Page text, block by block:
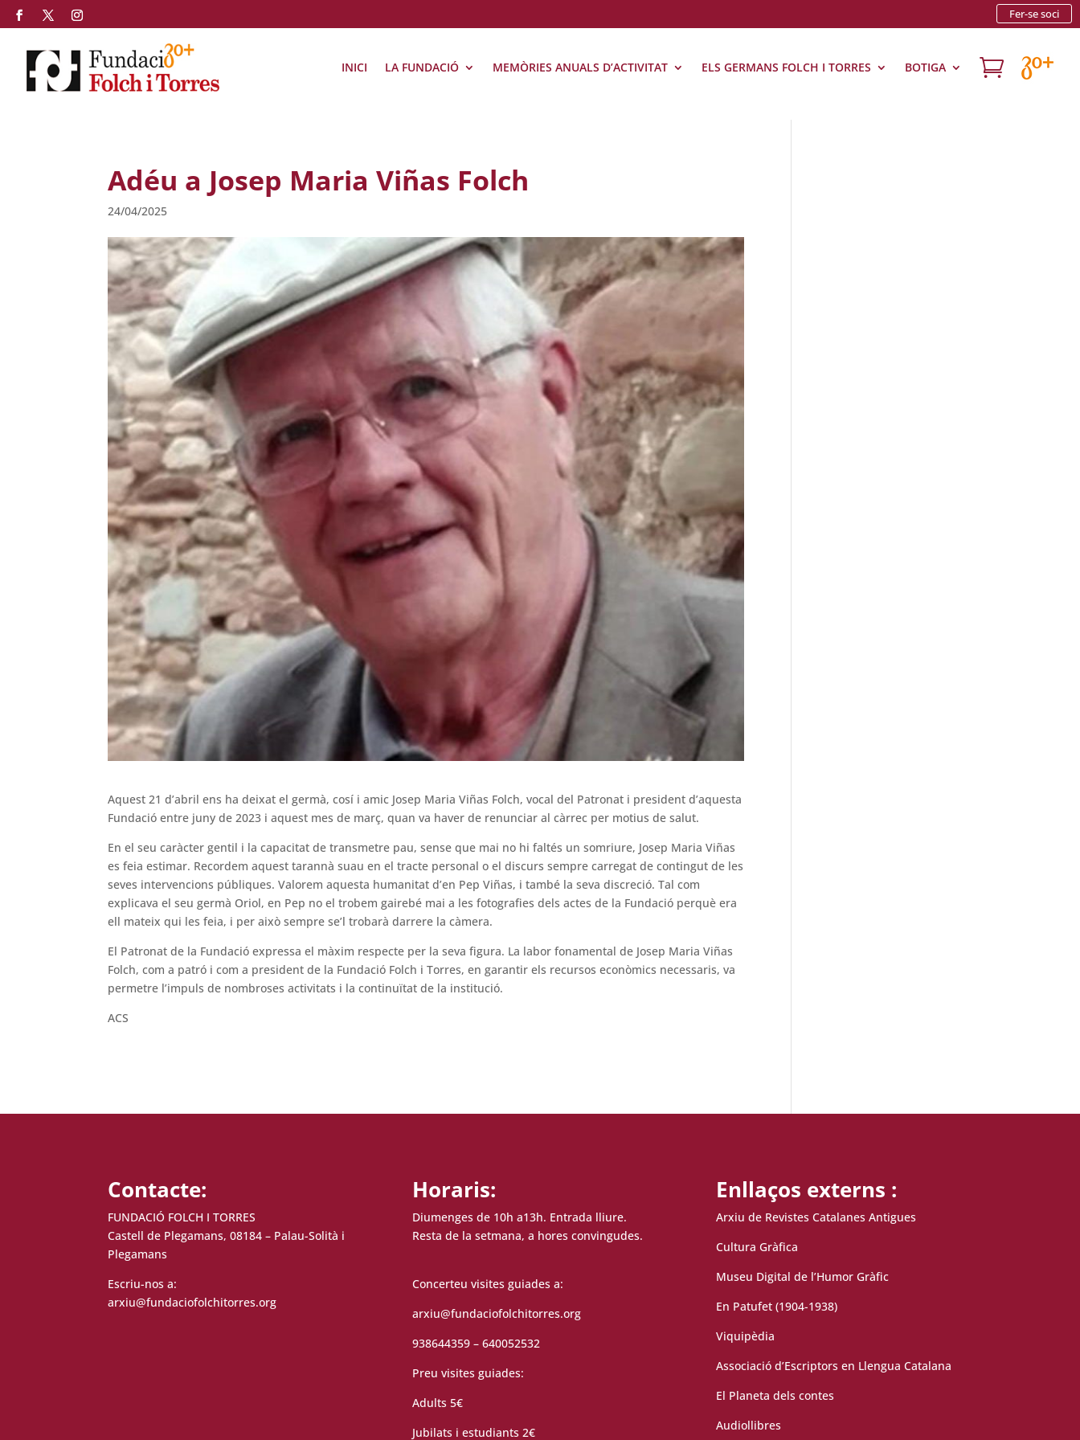
Fer-se soci
INICI LA FUNDACIÓ MEMÒRIES ANUALS D’ACTIVITAT ELS GERMANS FOLCH I TORRES BOTIGA 
Adéu a Josep Maria Viñas Folch
24/04/2025
Aquest 21 d’abril ens ha deixat el germà, cosí i amic Josep Maria Viñas Folch, vocal del Patronat i president d’aquesta
Fundació entre juny de 2023 i aquest mes de març, quan va haver de renunciar al càrrec per motius de salut.
En el seu caràcter gentil i la capacitat de transmetre pau, sense que mai no hi faltés un somriure, Josep Maria Viñas
es feia estimar. Recordem aquest tarannà suau en el tracte personal o el discurs sempre carregat de contingut de les
seves intervencions públiques. Valorem aquesta humanitat d’en Pep Viñas, i també la seva discreció. Tal com
explicava el seu germà Oriol, en Pep no el trobem gairebé mai a les fotografies dels actes de la Fundació perquè era
ell mateix qui les feia, i per això sempre se’l trobarà darrere la càmera.
El Patronat de la Fundació expressa el màxim respecte per la seva figura. La labor fonamental de Josep Maria Viñas
Folch, com a patró i com a president de la Fundació Folch i Torres, en garantir els recursos econòmics necessaris, va
permetre l’impuls de nombroses activitats i la continuïtat de la institució.
ACS
Contacte:
FUNDACIÓ FOLCH I TORRES
Castell de Plegamans, 08184 – Palau-Solità i
Plegamans
Escriu-nos a:
arxiu@fundaciofolchitorres.org
Horaris:
Diumenges de 10h a13h. Entrada lliure.
Resta de la setmana, a hores convingudes.
Concerteu visites guiades a:
arxiu@fundaciofolchitorres.org
938644359 – 640052532
Preu visites guiades:
Adults 5€
Jubilats i estudiants 2€
Enllaços externs :
Arxiu de Revistes Catalanes Antigues
Cultura Gràfica
Museu Digital de l’Humor Gràfic
En Patufet (1904-1938)
Viquipèdia
Associació d’Escriptors en Llengua Catalana
El Planeta dels contes
Audiollibres